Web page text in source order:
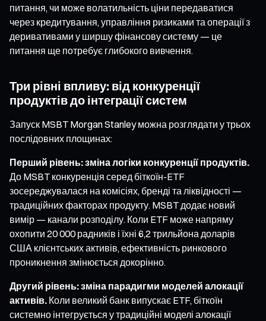
питання, чи може волатильність ціни передаватися
через кредитування, управління ризиками та операції з
деривативами у ширшу фінансову систему — це
питання ще потребує глибокого вивчення.
Три рівні впливу: від конкуренції
продуктів до інтеграції систем
Запуск MSBT Morgan Stanley можна розглядати у трьох
послідовних площинах:
Перший рівень: зміна логіки конкуренції продуктів.
До MSBT конкуренція серед біткоїн-ETF
зосереджувалася на комісіях, бренді та ліквідності —
традиційних факторах продукту. MSBT додає новий
вимір — канали розподілу. Коли ETF може напряму
охопити 20 000 радників і їхні 6,2 трильйона доларів
США клієнтських активів, ефективність ринкового
проникнення змінюється докорінно.
Другий рівень: зміна парадигми моделей алокації
активів. Коли великий банк випускає ETF, біткоїн
системно інтегрується у традиційні моделі алокації